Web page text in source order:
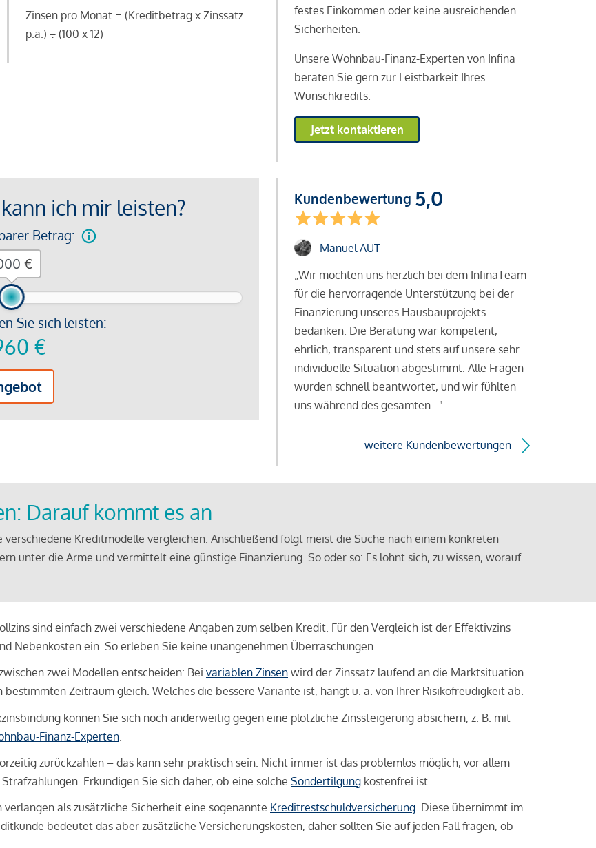
Zinsen pro Monat = (Kreditbetrag x Zinssatz
p.a.) ÷ (100 x 12)
festes Einkommen oder keine ausreichenden
Sicherheiten.
Unsere Wohnbau-Finanz-Experten von Infina
beraten Sie gern zur Leistbarkeit Ihres
Wunschkredits.
Jetzt kontaktieren
ich mir leisten?
Betrag:
Sie sich leisten:
€
€
Kundenbewertung 5,0
Manuel AUT
„Wir möchten uns herzlich bei dem InfinaTeam
für die hervorragende Unterstützung bei der
Finanzierung unseres Hausbauprojekts
bedanken. Die Beratung war kompetent,
ehrlich, transparent und stets auf unsere sehr
individuelle Situation abgestimmt. Alle Fragen
wurden schnell beantwortet, und wir fühlten
uns während des gesamten..."
weitere Kundenbewertungen
Darauf kommt es an
Kreditmodelle vergleichen. Anschließend folgt meist die Suche nach einem konkreten
unter die Arme und vermittelt eine günstige Finanzierung. So oder so: Es lohnt sich, zu wissen, worauf
sind einfach zwei verschiedene Angaben zum selben Kredit. Für den Vergleich ist der Effektivzins
Nebenkosten ein. So erleben Sie keine unangenehmen Überraschungen.
zwei Modellen entscheiden: Bei variablen Zinsen wird der Zinssatz laufend an die Marktsituation
Zeitraum gleich. Welches die bessere Variante ist, hängt u. a. von Ihrer Risikofreudigkeit ab.
können Sie sich noch anderweitig gegen eine plötzliche Zinssteigerung absichern, z. B. mit
Finanz-Experten
zurückzahlen – das kann sehr praktisch sein. Nicht immer ist das problemlos möglich, vor allem
Erkundigen Sie sich daher, ob eine solche Sondertilgung kostenfrei ist.
verlangen als zusätzliche Sicherheit eine sogenannte Kreditrestschuldversicherung . Diese übernimmt im
bedeutet das aber zusätzliche Versicherungskosten, daher sollten Sie auf jeden Fall fragen, ob